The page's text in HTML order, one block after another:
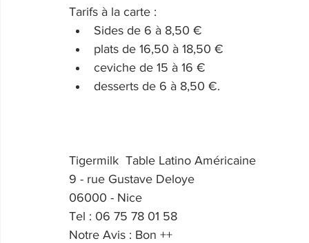
Tarifs à la carte :
Sides de 6 à 8,50 €
plats de 16,50 à 18,50 €
ceviche de 15 à 16 €
desserts de 6 à 8,50 €.
Tigermilk  Table Latino Américaine
9 - rue Gustave Deloye
06000 - Nice
Tel : 06 75 78 01 58
Notre Avis : Bon ++